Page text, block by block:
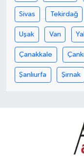
Sivas Tekirdağ
Uşak Van
Çanakkale
Şanlıurfa Şırnak